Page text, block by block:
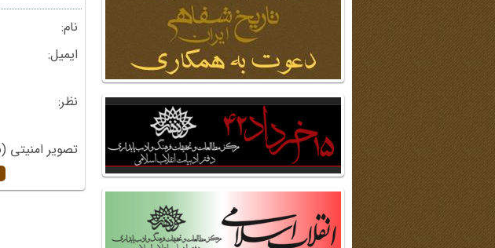
نام:
ایمیل:
نظر:
تصویر امنیتی (5 + 8) :